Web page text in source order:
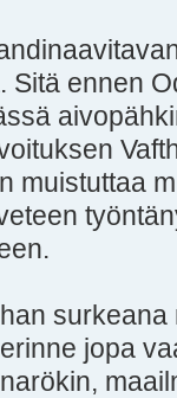
ennen
muistuttaa
jopa